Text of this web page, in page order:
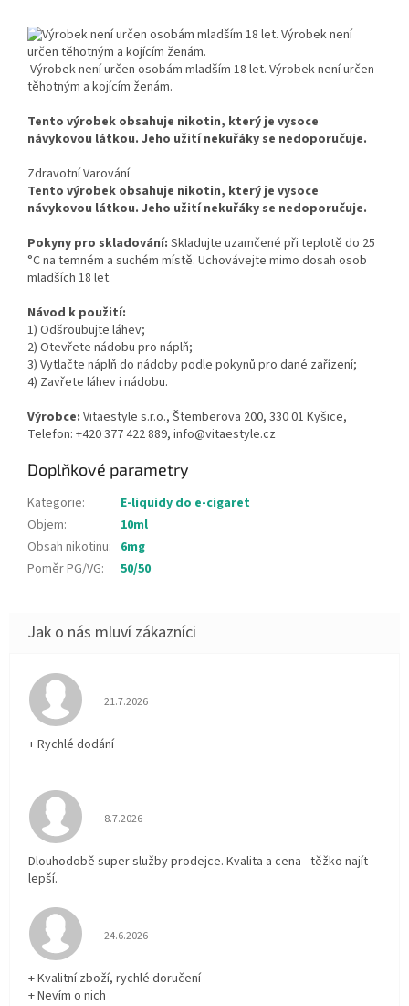
Výrobek není určen osobám mladším 18 let. Výrobek není určen
těhotným a kojícím ženám.
Tento výrobek obsahuje nikotin, který je vysoce
návykovou látkou. Jeho užití nekuřáky se nedoporučuje.
Zdravotní Varování
Tento výrobek obsahuje nikotin, který je vysoce
návykovou látkou. Jeho užití nekuřáky se nedoporučuje.
Pokyny pro skladování: Skladujte uzamčené při teplotě do 25
°C na temném a suchém místě. Uchovávejte mimo dosah osob
mladších 18 let.
Návod k použití:
1) Odšroubujte láhev;
2) Otevřete nádobu pro náplň;
3) Vytlačte náplň do nádoby podle pokynů pro dané zařízení;
4) Zavřete láhev i nádobu.
Výrobce: Vitaestyle s.r.o., Štemberova 200, 330 01 Kyšice,
Telefon: +420 377 422 889, info@vitaestyle.cz
Doplňkové parametry
Kategorie:
E-liquidy do e-cigaret
Objem:
10ml
Obsah nikotinu: 6mg
Poměr PG/VG: 50/50
Hodnocení obchodu je 5 z 5 hvězdiček.
21.7.2026
+ Rychlé dodání
Hodnocení obchodu je 5 z 5 hvězdiček.
8.7.2026
Dlouhodobě super služby prodejce. Kvalita a cena - těžko najít
lepší.
Hodnocení obchodu je 5 z 5 hvězdiček.
24.6.2026
+ Kvalitní zboží, rychlé doručení
+ Nevím o nich